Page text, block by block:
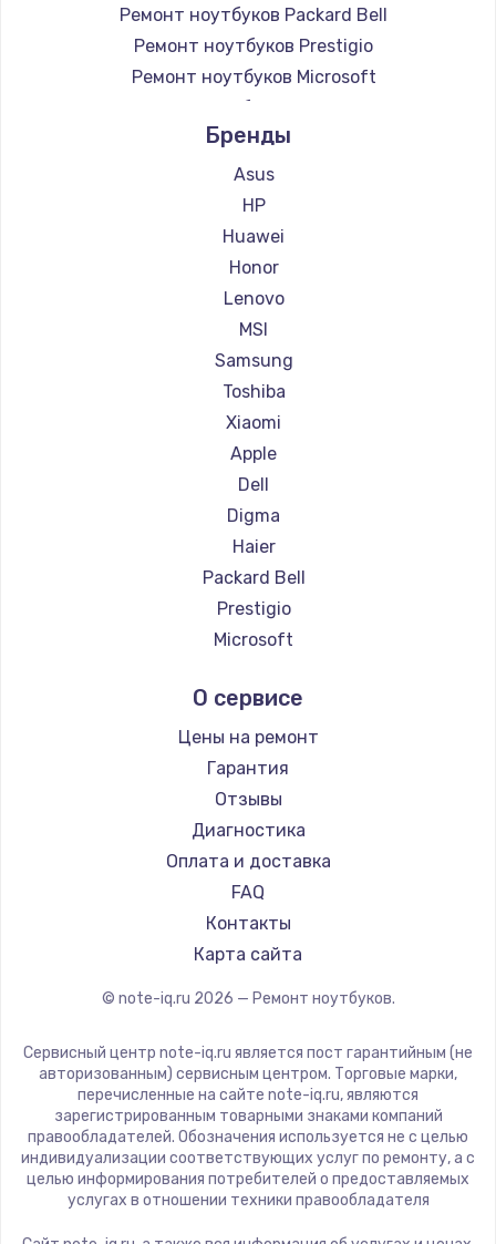
Ремонт ноутбуков Packard Bell
Ремонт ноутбуков Prestigio
Ремонт ноутбуков Microsoft
Ремонт ноутбуков Alienware
Ремонт ноутбуков Aquarius
Ремонт ноутбуков Gigabyte
Ремонт ноутбуков Aorus
Ремонт ноутбуков Maibenben
Ремонт ноутбуков Getac
Ремонт ноутбуков Epson
Ремонт ноутбуков Philips
Ремонт ноутбуков LG
Ремонт ноутбуков Panasonic
Ремонт ноутбуков Irbis
Ремонт ноутбуков Thunderobot
Ремонт ноутбуков Hasee
Ремонт ноутбуков ZTE
Ремонт ноутбуков Hiper
Ремонт ноутбуков Evga
Ремонт ноутбуков Google
Ремонт ноутбуков Echips
Ремонт ноутбуков Predator
Ремонт ноутбуков iru
Ремонт ноутбуков Machenike
Ремонт ноутбуков DEXP
Ремонт ноутбуков Teclast
Ремонт ноутбуков CHUWI
Ремонт ноутбуков Colorful
Бренды
Asus
HP
Huawei
Honor
Lenovo
MSI
Samsung
Toshiba
Xiaomi
Apple
Dell
Digma
Haier
Packard Bell
Prestigio
Microsoft
Aquarius
Gigabyte
Aorus
Maibenben
Getac
Epson
Philips
LG
Panasonic
ZTE
Hiper
Evga
Google
Echips
О сервисе
Цены на ремонт
Гарантия
Отзывы
Диагностика
Оплата и доставка
FAQ
Контакты
Карта сайта
© note-iq.ru 2026 — Ремонт ноутбуков.
Сервисный центр note-iq.ru является пост гарантийным (не
авторизованным) сервисным центром. Торговые марки,
перечисленные на сайте note-iq.ru, являются
зарегистрированным товарными знаками компаний
правообладателей. Обозначения используется не с целью
индивидуализации соответствующих услуг по ремонту, а с
целью информирования потребителей о предоставляемых
услугах в отношении техники правообладателя